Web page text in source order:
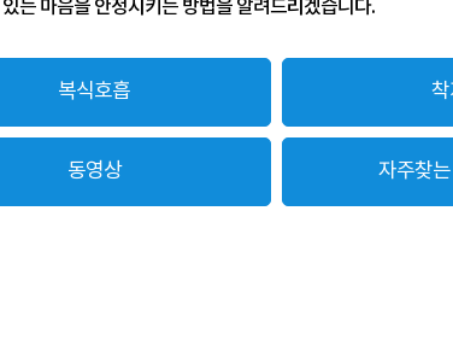
는 마음을 안정시키는 방법을 알려드리겠습니다.
복식호흡
동영상 자주찾